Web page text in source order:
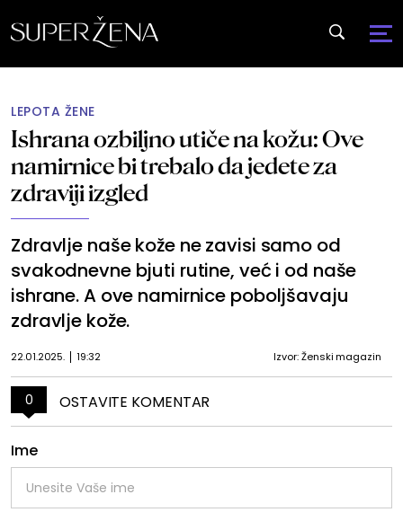
LEPOTA ŽENE
Ishrana ozbiljno utiče na kožu: Ove
namirnice bi trebalo da jedete za
zdraviji izgled
Zdravlje naše kože ne zavisi samo od
svakodnevne bjuti rutine, već i od naše
ishrane. A ove namirnice poboljšavaju
zdravlje kože.
22.01.2025. 19:32 Izvor: Ženski magazin
0 OSTAVITE KOMENTAR
Ime